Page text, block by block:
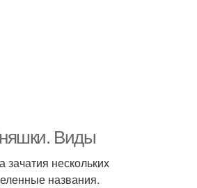
Виды
зачатия нескольких
названия.